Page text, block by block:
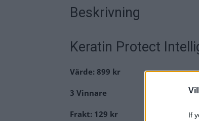
If
Beskrivning
Keratin Protect
Värde: 899 kr
3 Vinnare
Frakt: 129 kr